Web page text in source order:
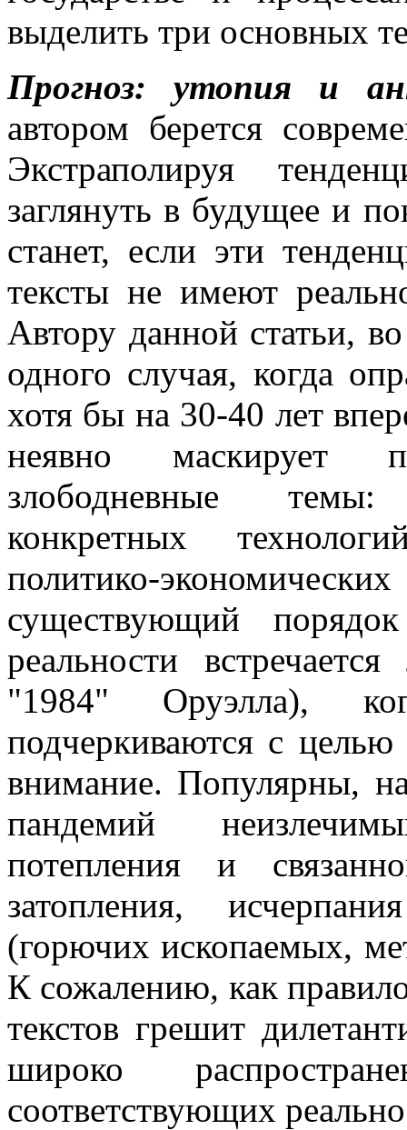
выделить три основных
Прогноз: утопия и
автором берется
Экстраполируя
заглянуть в будущее и
станет, если эти
тексты не имеют
Автору данной статьи,
одного случая, когда
хотя бы на 30-40 лет
неявно маскирует
злободневные темы:
конкретных
политико-
существующий
реальности
"1984" Оруэлла),
подчеркиваются с
внимание. Популярны,
пандемий
потепления и
затопления,
(горючих ископаемых,
К сожалению, как
текстов грешит
широко
соответствующих